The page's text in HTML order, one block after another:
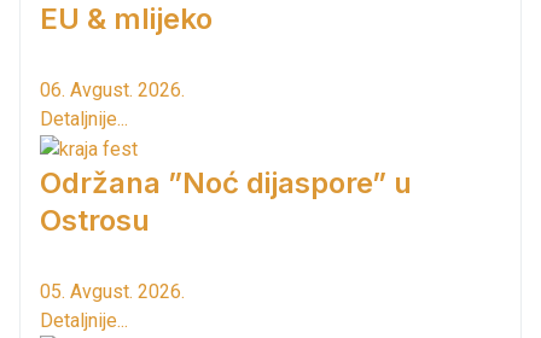
EU & mlijeko
06. Avgust. 2026.
Detaljnije...
Održana ”Noć dijaspore” u
Ostrosu
05. Avgust. 2026.
Detaljnije...